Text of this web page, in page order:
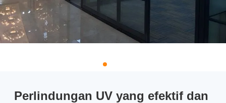
Perlindungan UV yang efektif dan